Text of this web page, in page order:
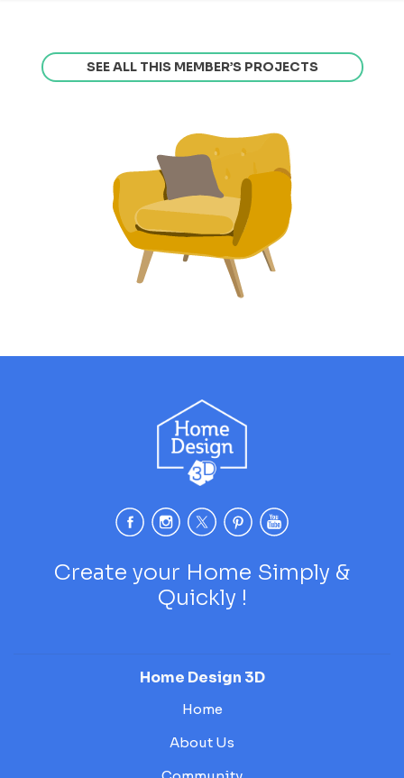
SEE ALL THIS MEMBER’S PROJECTS
Create your Home Simply &
Quickly !
Home Design 3D
Home
About Us